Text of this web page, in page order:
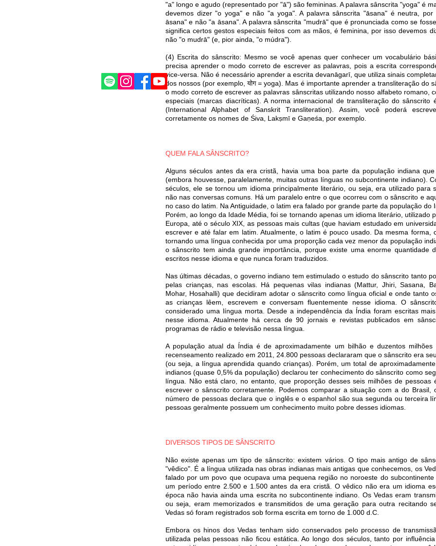
"a" longo e agudo (representado por "ā") são femininas. A palavra sânscrita "yoga" é
devemos dizer "o yoga" e não "a yoga". A palavra sânscrita "āsana" é neutra, por
āsana" e não "a āsana". A palavra sânscrita "mudrā" que é pronunciada como se
significa certos gestos especiais feitos com as mãos, é feminina, por isso devemos
não "o mudrā" (e, pior ainda, "o múdra").
(4) Escrita do sânscrito: Mesmo se você apenas quer conhecer um vocabulário
precisa aprender o modo correto de escrever as palavras, pois a escrita
vice-versa. Não é necessário aprender a escrita devanāgarī, que utiliza sinais
dos nossos (por exemplo, योग = yoga). Mas é importante aprender a transliteração do
o modo correto de escrever as palavras sânscritas utilizando nosso alfabeto romano,
especiais (marcas diacríticas). A norma internacional de transliteração do sânscrito
(International Alphabet of Sanskrit Transliteration). Assim, você poderá
corretamente os nomes de Śiva, Lakṣmī e Gaṇeśa, por exemplo.
QUEM FALA SÂNSCRITO?
Alguns séculos antes da era cristã, havia uma boa parte da população indiana
(embora houvesse, paralelamente, muitas outras línguas no subcontinente indiano).
séculos, ele se tornou um idioma principalmente literário, ou seja, era utilizado para
não nas conversas comuns. Há um paralelo entre o que ocorreu com o sânscrito e
no caso do latim. Na Antiguidade, o latim era falado por grande parte da população do
Porém, ao longo da Idade Média, foi se tornando apenas um idioma literário, utilizado
Europa, até o século XIX, as pessoas mais cultas (que haviam estudado em
escrever e até falar em latim. Atualmente, o latim é pouco usado. Da mesma forma,
tornando uma língua conhecida por uma proporção cada vez menor da população
o sânscrito tem ainda grande importância, porque existe uma enorme quantidade
escritos nesse idioma e que nunca foram traduzidos.
Nas últimas décadas, o governo indiano tem estimulado o estudo do sânscrito tanto
pelas crianças, nas escolas. Há pequenas vilas indianas (Mattur, Jhiri, Sasana,
Mohar, Hosahalli) que decidiram adotar o sânscrito como língua oficial e onde tanto
as crianças lêem, escrevem e conversam fluentemente nesse idioma. O
considerado uma língua morta. Desde a independência da Índia foram escritas
nesse idioma. Atualmente há cerca de 90 jornais e revistas publicados em
programas de rádio e televisão nessa língua.
A população atual da Índia é de aproximadamente um bilhão e duzentos milhões
recenseamento realizado em 2011, 24.800 pessoas declararam que o sânscrito era
(ou seja, a língua aprendida quando crianças). Porém, um total de
indianos (quase 0,5% da população) declarou ter conhecimento do sânscrito como
língua. Não está claro, no entanto, que proporção desses seis milhões de pessoas
escrever o sânscrito corretamente. Podemos comparar a situação com a do Brasil,
número de pessoas declara que o inglês e o espanhol são sua segunda ou terceira
pessoas geralmente possuem um conhecimento muito pobre desses idiomas.
DIVERSOS TIPOS DE SÂNSCRITO
Não existe apenas um tipo de sânscrito: existem vários. O tipo mais antigo de
"vêdico". É a língua utilizada nas obras indianas mais antigas que conhecemos, os
falado por um povo que ocupava uma pequena região no noroeste do
um período entre 2.500 e 1.500 antes da era cristã. O vêdico não era um idioma
época não havia ainda uma escrita no subcontinente indiano. Os Vedas eram
ou seja, eram memorizados e transmitidos de uma geração para outra recitando
Vedas só foram registrados sob forma escrita em torno de 1.000 d.C.
Embora os hinos dos Vedas tenham sido conservados pelo processo de
utilizada pelas pessoas não ficou estática. Ao longo dos séculos, tanto por